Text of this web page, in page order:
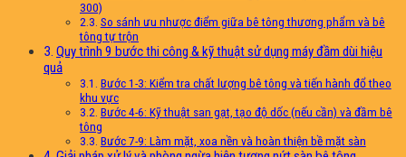
300)
So sánh ưu nhược điểm giữa bê tông thương phẩm và bê
tông tự trộn
Quy trình 9 bước thi công & kỹ thuật sử dụng máy đầm dùi hiệu
quả
Bước 1-3: Kiểm tra chất lượng bê tông và tiến hành đổ theo
khu vực
Bước 4-6: Kỹ thuật san gạt, tạo độ dốc (nếu cần) và đầm bê
tông
Bước 7-9: Làm mặt, xoa nền và hoàn thiện bề mặt sàn